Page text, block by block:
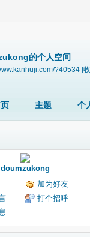
的个人空间
?40534 [
主题 个
doumzukong
加为好友
打个招呼